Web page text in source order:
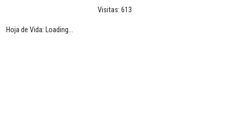
Visitas: 613
Hoja de Vida: Loading...